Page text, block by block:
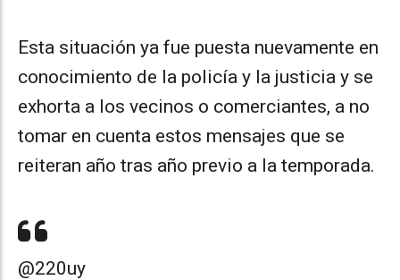
Esta situación ya fue puesta nuevamente en
conocimiento de la policía y la justicia y se
exhorta a los vecinos o comerciantes, a no
tomar en cuenta estos mensajes que se
reiteran año tras año previo a la temporada.
@220uy